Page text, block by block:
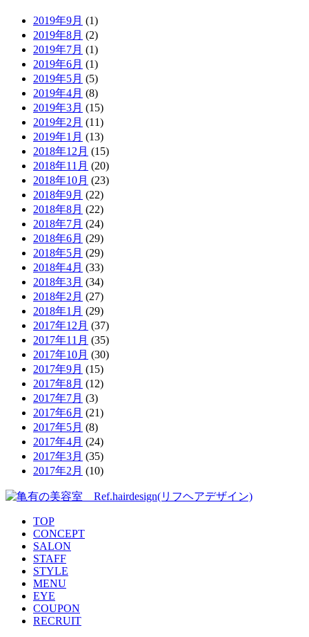
2019年9月 (1)
2019年8月 (2)
2019年7月 (1)
2019年6月 (1)
2019年5月 (5)
2019年4月 (8)
2019年3月 (15)
2019年2月 (11)
2019年1月 (13)
2018年12月 (15)
2018年11月 (20)
2018年10月 (23)
2018年9月 (22)
2018年8月 (22)
2018年7月 (24)
2018年6月 (29)
2018年5月 (29)
2018年4月 (33)
2018年3月 (34)
2018年2月 (27)
2018年1月 (29)
2017年12月 (37)
2017年11月 (35)
2017年10月 (30)
2017年9月 (15)
2017年8月 (12)
2017年7月 (3)
2017年6月 (21)
2017年5月 (8)
2017年4月 (24)
2017年3月 (35)
2017年2月 (10)
TOP
CONCEPT
SALON
STAFF
STYLE
MENU
EYE
COUPON
RECRUIT